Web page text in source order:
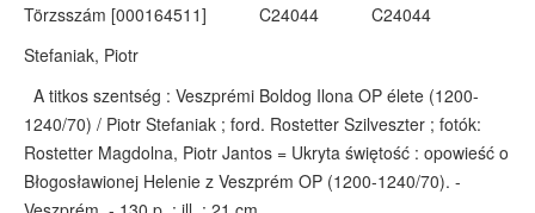
Törzsszám [000164511] C24044 C24044
Stefaniak, Piotr
A titkos szentség : Veszprémi Boldog Ilona OP élete (1200-
1240/70) / Piotr Stefaniak ; ford. Rostetter Szilveszter ; fotók:
Rostetter Magdolna, Piotr Jantos = Ukryta świętość : opowieść o
Błogosławionej Helenie z Veszprém OP (1200-1240/70). -